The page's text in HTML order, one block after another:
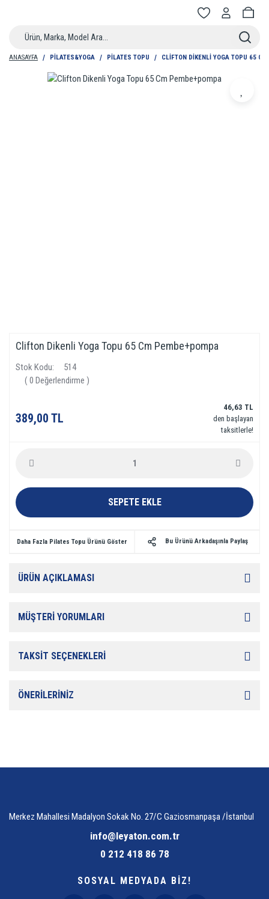
ANASAYFA PILATES&YOGA PILATES TOPU CLIFTON DIKENLI YOGA TOPU 65
Clifton Dikenli Yoga Topu 65 Cm Pembe+pompa
Stok Kodu
514
( 0 Değerlendirme )
389,00 TL
46,63 TL
den başlayan
taksitlerle!
SEPETE EKLE
Daha Fazla Pilates Topu Ürünü Göster Bu Ürünü Arkadaşınla Paylaş
ÜRÜN AÇIKLAMASI
MÜŞTERİ YORUMLARI
TAKSİT SEÇENEKLERİ
ÖNERİLERİNİZ
Merkez Mahallesi Madalyon Sokak No. 27/C Gaziosmanpaşa /İstanbul
info@leyaton.com.tr
0 212 418 86 78
SOSYAL MEDYADA BİZ!